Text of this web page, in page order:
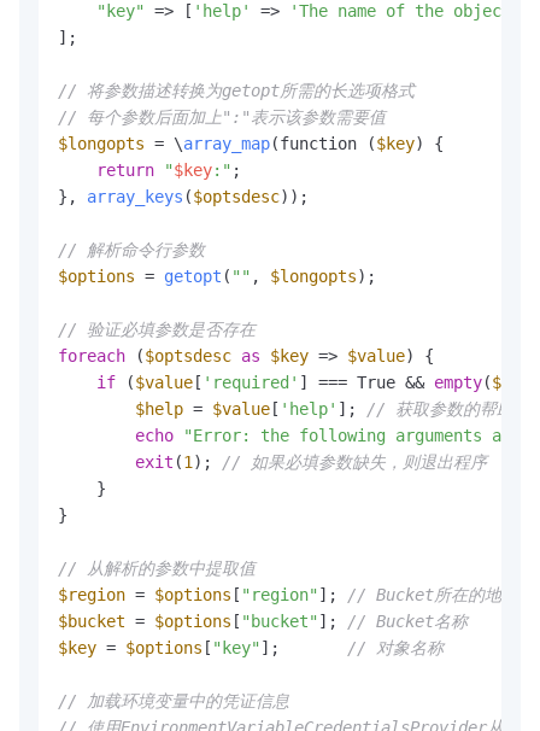
"key"
=> [ 'help' => 'The name of the object'
];
// 将参数描述转换为getopt所需的长选项格式
// 每个参数后面加上":"表示该参数需要值
$longopts = \array_map(function ($key) {
return
"$key:" ;
}, array_keys ($optsdesc));
// 解析命令行参数
$options = getopt ( "" , $longopts);
// 验证必填参数是否存在
foreach ($optsdesc as $key => $value) {
if ($value [ 'required' ] === True && empty(
$help = $value [ 'help' ]; // 获取参数的帮助信
echo
"Error: the following arguments are
exit (1); // 如果必填参数缺失，则退出程序
    }
}
// 从解析的参数中提取值
$region = $options [ "region" ]; // Bucket所在的地域
$bucket = $options [ "bucket" ]; // Bucket名称
$key = $options [ "key" ]; // 对象名称
// 加载环境变量中的凭证信息